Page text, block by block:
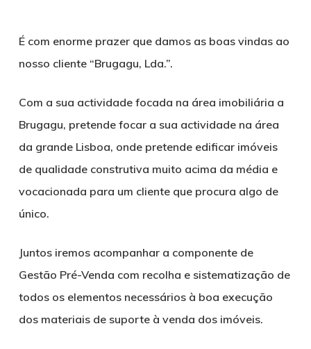
É com enorme prazer que damos as boas vindas ao
nosso cliente “Brugagu, Lda.”.
Com a sua actividade focada na área imobiliária a
Brugagu, pretende focar a sua actividade na área
da grande Lisboa, onde pretende edificar imóveis
de qualidade construtiva muito acima da média e
vocacionada para um cliente que procura algo de
único.
Juntos iremos acompanhar a componente de
Gestão Pré-Venda com recolha e sistematização de
todos os elementos necessários à boa execução
dos materiais de suporte à venda dos imóveis.